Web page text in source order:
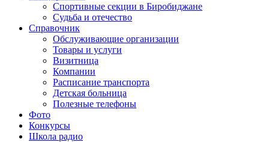
Спортивные секции в Биробиджане
Судьба и отечество
Справочник
Обслуживающие организации
Товары и услуги
Визитница
Компании
Расписание транспорта
Детская больница
Полезные телефоны
Фото
Конкурсы
Школа радио